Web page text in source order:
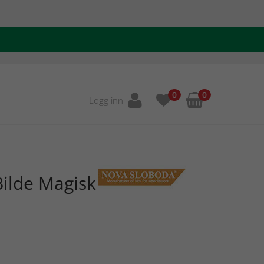
Logg inn 0 0
Magisk